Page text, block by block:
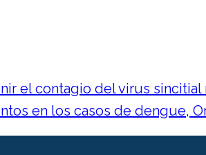
el contagio del virus
en los casos de dengue,